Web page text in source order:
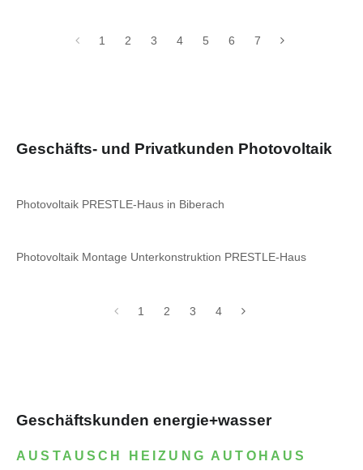
1 2 3 4 5 6 7
Geschäfts- und Privatkunden Photovoltaik
Photovoltaik PRESTLE-Haus in Biberach
Photovoltaik Montage Unterkonstruktion PRESTLE-Haus
1 2 3 4
Geschäftskunden energie+wasser
AUSTAUSCH HEIZUNG AUTOHAUS